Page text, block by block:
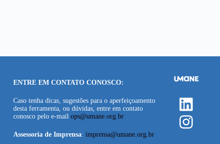
ENTRE EM CONTATO CONOSCO:
Caso tenha dicas, sugestões para o aperfeiçoamento
desta ferramenta, ou dúvidas, entre em contato
conosco pelo e-mail ops@umane.org.br
Assessoria de Imprensa: imprensa@umane.org.br